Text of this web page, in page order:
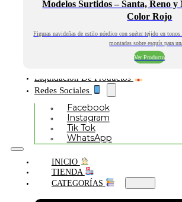
Modelos Surtidos – Santa, Reno y
Color Rojo
Figuras navideñas de estilo nórdico con suéter tejido en
montadas sobre esquís para
Ver Producto
Liquidación De Productos
Redes Sociales
Facebook
Instagram
Tik Tok
WhatsApp
INICIO
TIENDA
CATEGORÍAS